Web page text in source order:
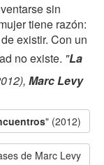
sin
tiene razón:
existir. Con un
no existe. "La
Marc Levy
" (2012)
de Marc Levy